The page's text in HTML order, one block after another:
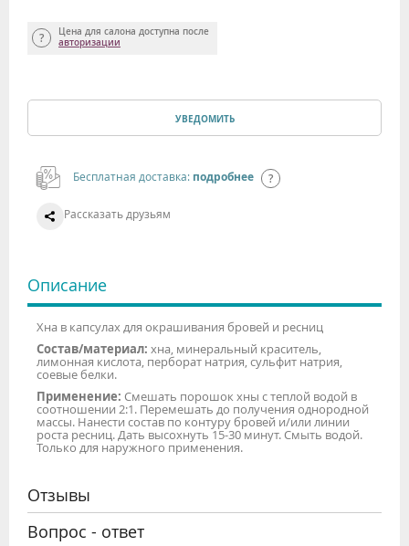
Цена для салона доступна после
авторизации
УВЕДОМИТЬ
Бесплатная доставка: подробнее
Рассказать друзьям
Описание
Хна в капсулах для окрашивания бровей и ресниц
Состав/материал: хна, минеральный краситель,
лимонная кислота, перборат натрия, сульфит натрия,
соевые белки.
Применение: Смешать порошок хны с теплой водой в
соотношении 2:1. Перемешать до получения однородной
массы. Нанести состав по контуру бровей и/или линии
роста ресниц. Дать высохнуть 15-30 минут. Смыть водой.
Только для наружного применения.
Отзывы
Вопрос - ответ